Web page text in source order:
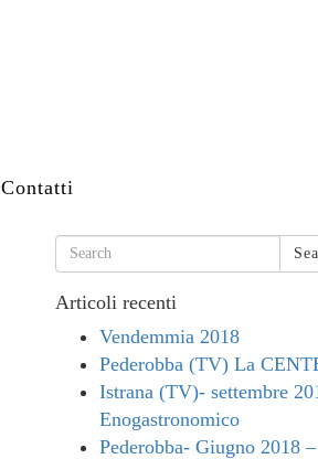
Contatti
Articoli recenti
Vendemmia 2018
Pederobba (TV) La
Istrana (TV)- settembre
Enogastronomico
Pederobba- Giugno 2018